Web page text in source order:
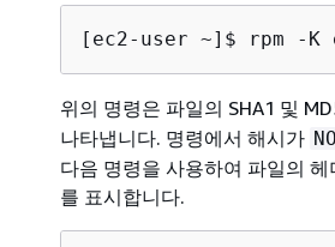
[ec2-user ~]$ rpm -K
위의 명령은 파일의 SHA1 및
나타냅니다. 명령에서 해시가
다음 명령을 사용하여 파일의 헤
를 표시합니다.